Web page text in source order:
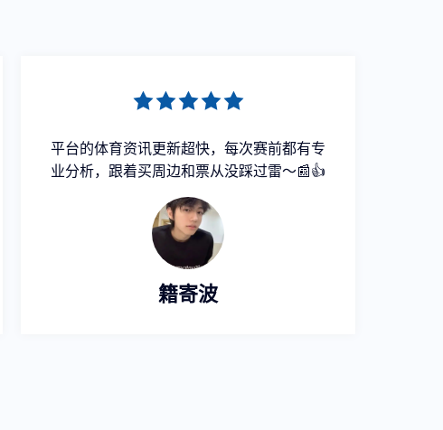
平台的体育资讯更新超快，每次赛前都有专
业分析，跟着买周边和票从没踩过雷～📰👍
籍寄波